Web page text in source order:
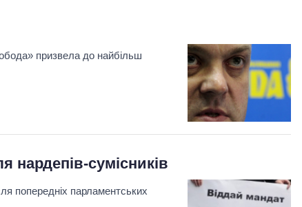
призвела до найбільш
сумісників
попередніх парламентських